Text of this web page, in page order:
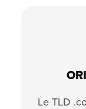
Le TLD